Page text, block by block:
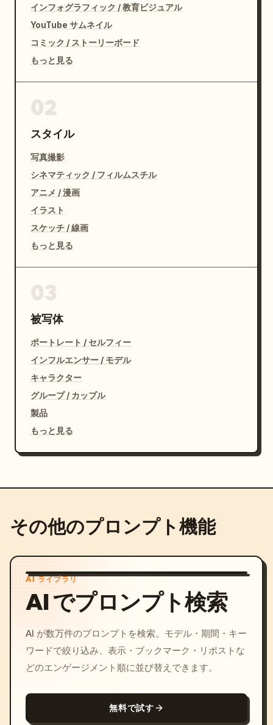
インフォグラフィック / 教育ビジュアル
YouTube サムネイル
コミック / ストーリーボード
もっと見る
スタイル
写真撮影
シネマティック / フィルムスチル
アニメ / 漫画
イラスト
スケッチ / 線画
もっと見る
被写体
ポートレート / セルフィー
インフルエンサー / モデル
キャラクター
グループ / カップル
製品
もっと見る
その他のプロンプト機能
AI ライブラリ
AI でプロンプト検索
AI が数万件のプロンプトを検索。モデル・期間・キー
ワードで絞り込み、表示・ブックマーク・リポストな
どのエンゲージメント順に並び替えできます。
無料で試す